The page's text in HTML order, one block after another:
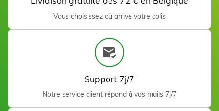
Livraison gratuite dès 72 € en Belgique
Vous choisissez où arrive votre colis
Support 7j/7
Notre service client répond à vos mails 7j/7